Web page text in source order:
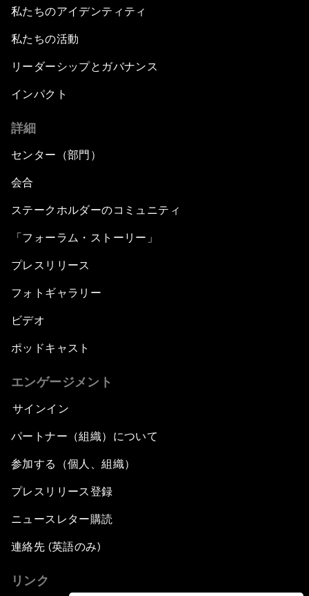
私たちのアイデンティティ
私たちの活動
リーダーシップとガバナンス
インパクト
詳細
センター（部門）
会合
ステークホルダーのコミュニティ
「フォーラム・ストーリー」
プレスリリース
フォトギャラリー
ビデオ
ポッドキャスト
エンゲージメント
サインイン
パートナー（組織）について
参加する（個人、組織）
プレスリリース登録
ニュースレター購読
連絡先 (英語のみ)
リンク